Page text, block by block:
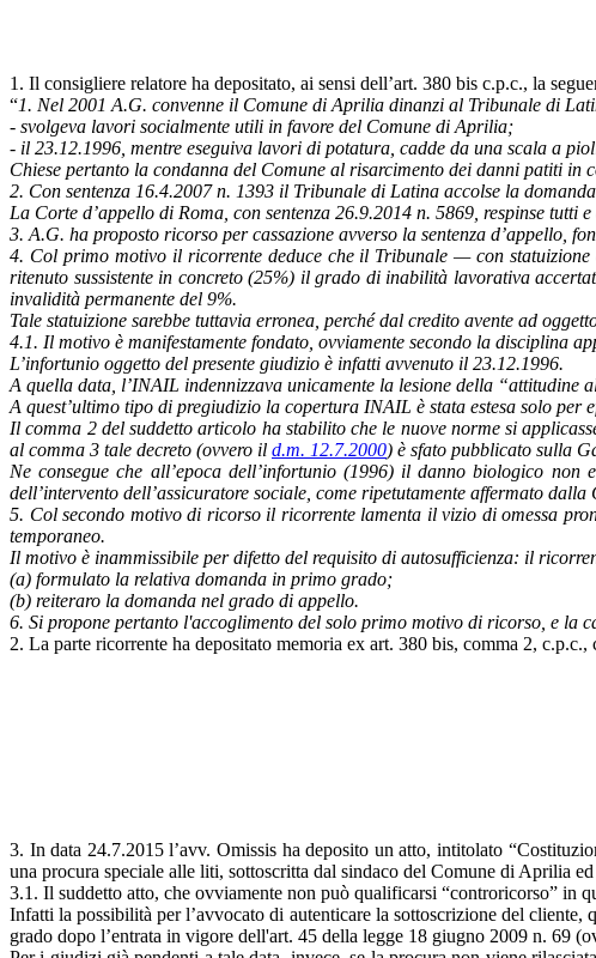
1. Il consigliere relatore ha depositato, ai sensi dell’art. 380 bis c.p.c., la
“1. Nel 2001 A.G. convenne il Comune di Aprilia dinanzi al Tribunale di
- svolgeva lavori socialmente utili in favore del Comune di Aprilia;
- il 23.12.1996, mentre eseguiva lavori di potatura, cadde da una scala a
Chiese pertanto la condanna del Comune al risarcimento dei danni patiti in
2. Con sentenza 16.4.2007 n. 1393 il Tribunale di Latina accolse la
La Corte d’appello di Roma, con sentenza 26.9.2014 n. 5869, respinse tutti
3. A.G. ha proposto ricorso per cassazione avverso la sentenza d’appello,
4. Col primo motivo il ricorrente deduce che il Tribunale — con
ritenuto sussistente in concreto (25%) il grado di inabilità lavorativa
invalidità permanente del 9%.
Tale statuizione sarebbe tuttavia erronea, perché dal credito avente ad
4.1. Il motivo è manifestamente fondato, ovviamente secondo la disciplina
L’infortunio oggetto del presente giudizio è infatti avvenuto il 23.12.1996.
A quella data, l’INAIL indennizzava unicamente la lesione della “attitudine
A quest’ultimo tipo di pregiudizio la copertura INAIL è stata estesa solo per
Il comma 2 del suddetto articolo ha stabilito che le nuove norme si
al comma 3 tale decreto (ovvero il d.m. 12.7.2000) è sfato pubblicato sulla
Ne consegue che all’epoca dell’infortunio (1996) il danno biologico
dell’intervento dell’assicuratore sociale, come ripetutamente affermato
5. Col secondo motivo di ricorso il ricorrente lamenta il vizio di omessa
temporaneo.
Il motivo è inammissibile per difetto del requisito di autosufficienza: il
(a) formulato la relativa domanda in primo grado;
(b) reiteraro la domanda nel grado di appello.
6. Si propone pertanto l'accoglimento del solo primo motivo di ricorso, e la
2. La parte ricorrente ha depositato memoria ex art. 380 bis, comma 2,
3. In data 24.7.2015 l’avv. Omissis ha deposito un atto, intitolato
una procura speciale alle liti, sottoscritta dal sindaco del Comune di Aprilia
3.1. Il suddetto atto, che ovviamente non può qualificarsi “controricorso” in
Infatti la possibilità per l’avvocato di autenticare la sottoscrizione del
grado dopo l’entrata in vigore dell'art. 45 della legge 18 giugno 2009 n. 69